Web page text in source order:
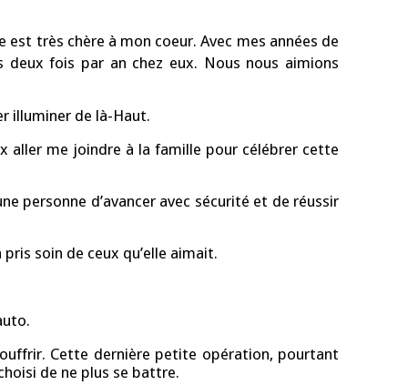
est très chère à mon coeur. Avec mes années de
deux fois par an chez eux. Nous nous aimions
illuminer de là-Haut.
aller me joindre à la famille pour célébrer cette
personne d’avancer avec sécurité et de réussir
soin de ceux qu’elle aimait.
Cette dernière petite opération, pourtant
de ne plus se battre.